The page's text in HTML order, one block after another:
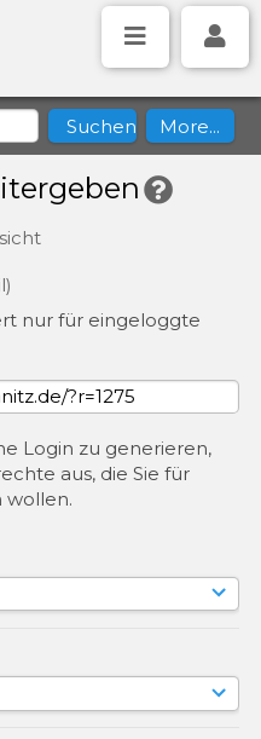
nur für eingeloggte
Login zu generieren,
aus, die Sie für
wollen.